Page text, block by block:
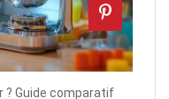
? Guide comparatif